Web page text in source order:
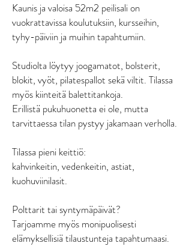
Kaunis ja valoisa 52m2 peilisali on
vuokrattavissa koulutuksiin, kursseihin,
tyhy-päiviin ja muihin tapahtumiin.
Studiolta löytyy joogamatot, bolsterit,
blokit, vyöt, pilatespallot sekä viltit. Tilassa
myös kiinteitä balettitankoja.
Erillistä pukuhuonetta ei ole, mutta
tarvittaessa tilan pystyy jakamaan verholla.
Tilassa pieni keittiö:
kahvinkeitin, vedenkeitin, astiat,
kuohuviinilasit.
Polttarit tai syntymäpäivät?
Tarjoamme myös monipuolisesti
elämyksellisiä tilaustunteja tapahtumaasi.